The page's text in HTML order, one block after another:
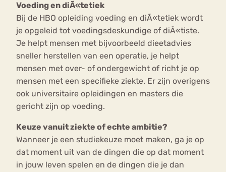
Voeding en diÃ«tetiek
Bij de HBO opleiding voeding en diÃ«tetiek wordt
je opgeleid tot voedingsdeskundige of diÃ«tiste.
Je helpt mensen met bijvoorbeeld dieetadvies
sneller herstellen van een operatie, je helpt
mensen met over- of ondergewicht of richt je op
mensen met een specifieke ziekte. Er zijn overigens
ook universitaire opleidingen en masters die
gericht zijn op voeding.
Keuze vanuit ziekte of echte ambitie?
Wanneer je een studiekeuze moet maken, ga je op
dat moment uit van de dingen die op dat moment
in jouw leven spelen en de dingen die je dan